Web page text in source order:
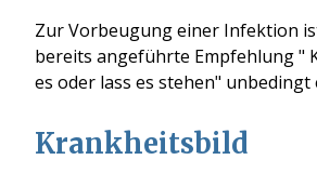
Zur Vorbeugung einer Infektion
bereits angeführte Empfehlung "
es oder lass es stehen"
Krankheitsbild